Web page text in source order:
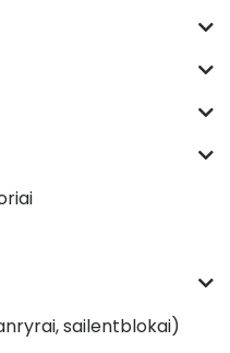
sailentblokai)